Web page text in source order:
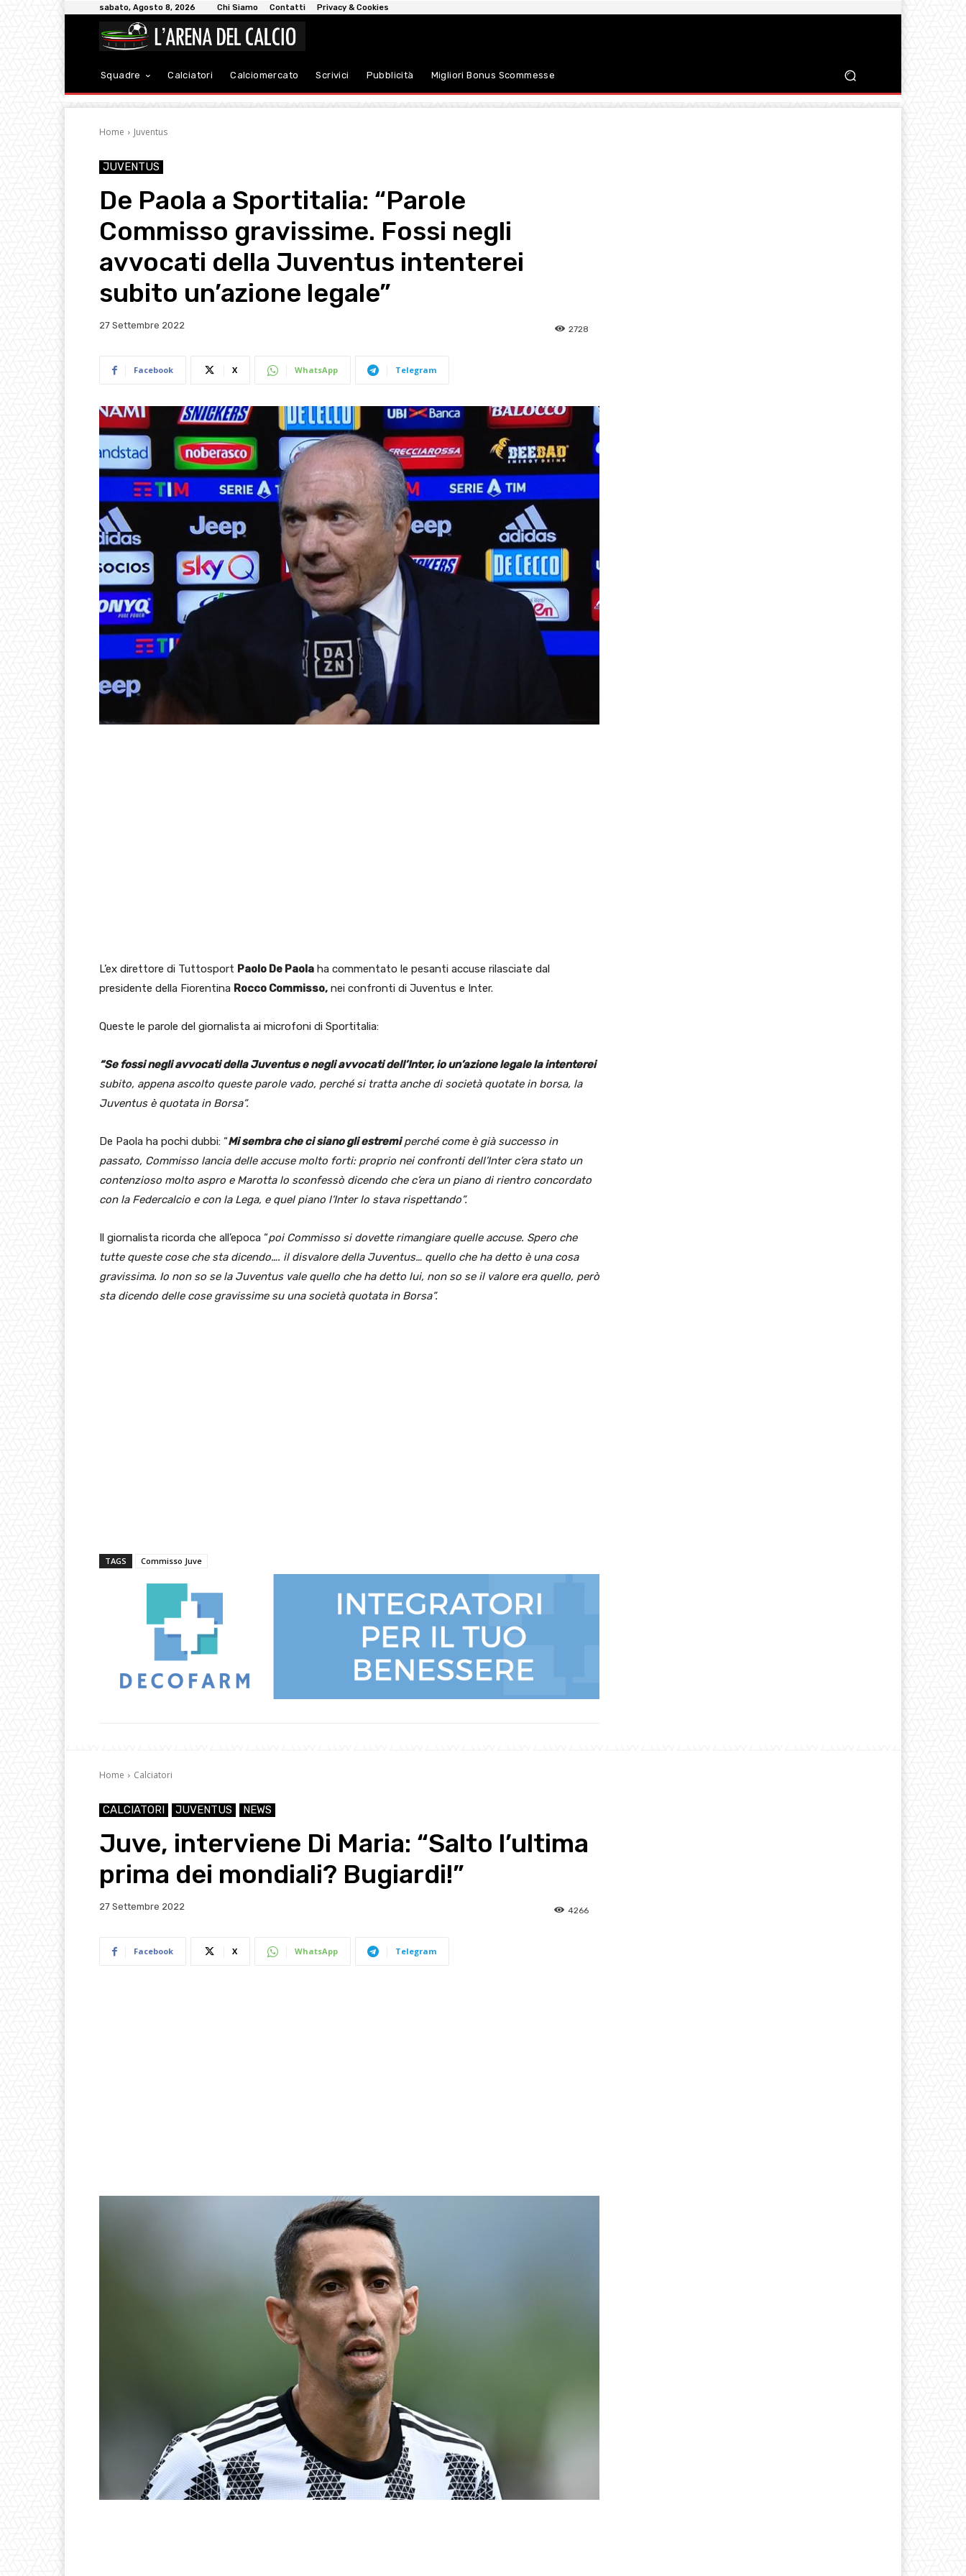
sabato, Agosto 8, 2026 Chi Siamo Contatti Privacy & Cookies
Squadre Calciatori Calciomercato Scrivici Pubblicità Migliori Bonus Scommesse
Home Juventus
JUVENTUS
De Paola a Sportitalia: “Parole
Commisso gravissime. Fossi negli
avvocati della Juventus intenterei
subito un’azione legale”
27 Settembre 2022 2728
Facebook X WhatsApp Telegram
L’ex direttore di Tuttosport Paolo De Paola ha commentato le pesanti accuse rilasciate dal
presidente della Fiorentina Rocco Commisso, nei confronti di Juventus e Inter.
Queste le parole del giornalista ai microfoni di Sportitalia:
“Se fossi negli avvocati della Juventus e negli avvocati dell’Inter, io un’azione legale la intenterei
subito, appena ascolto queste parole vado, perché si tratta anche di società quotate in borsa, la
Juventus è quotata in Borsa”.
De Paola ha pochi dubbi: “Mi sembra che ci siano gli estremiperché come è già successo in
passato, Commisso lancia delle accuse molto forti: proprio nei confronti dell’Inter c’era stato un
contenzioso molto aspro e Marotta lo sconfessò dicendo che c’era un piano di rientro concordato
con la Federcalcio e con la Lega, e quel piano l’Inter lo stava rispettando”.
Il giornalista ricorda che all’epoca “poi Commisso si dovette rimangiare quelle accuse. Spero che
tutte queste cose che sta dicendo…. il disvalore della Juventus… quello che ha detto è una cosa
gravissima. Io non so se la Juventus vale quello che ha detto lui, non so se il valore era quello, però
sta dicendo delle cose gravissime su una società quotata in Borsa”.
TAGS Commisso Juve